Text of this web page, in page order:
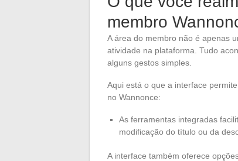
membro
A área do membro não é apenas
atividade na plataforma. Tudo
alguns gestos simples.
Aqui está o que a interface
no Wannonce:
As ferramentas integradas
modificação do título ou da
A interface também oferece